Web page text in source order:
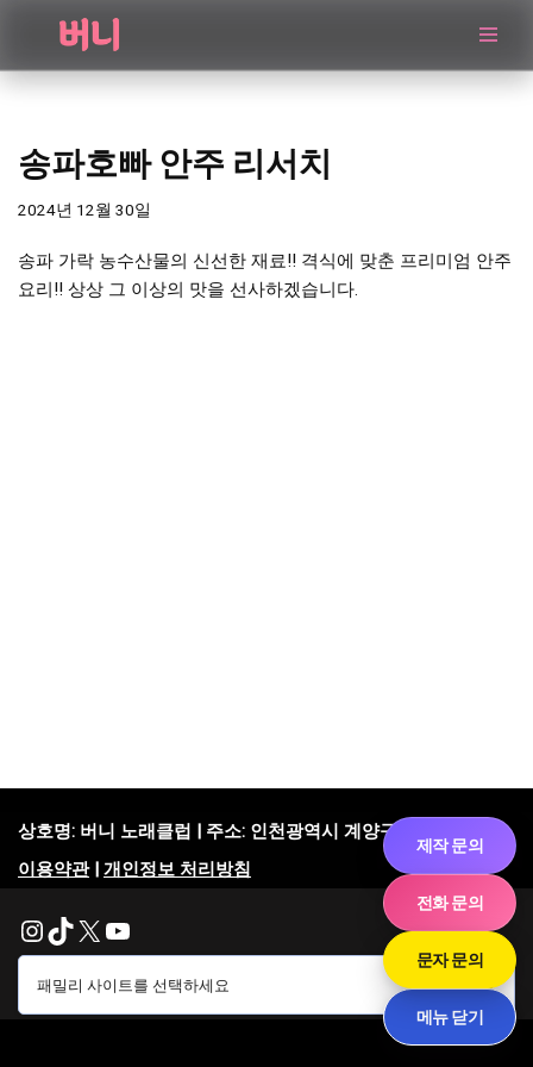
제작 문의
전화 문의
문자 문의
메뉴 닫기
콘
로
건
너
기
송파호빠 안주 리서치
2024년 12월 30일
송파 가락 농수산물의 신선한 재료!! 격식에 맞춘 프리미엄 안주
요리!! 상상 그 이상의 맛을 선사하겠습니다.
상호명: 버니 노래클럽 | 주소: 인천광역시 계양구 도두리로 14
이용약관| 개인정보 처리방침